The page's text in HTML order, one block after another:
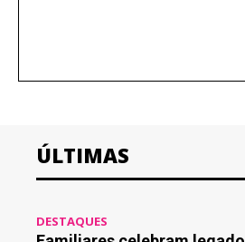
ÚLTIMAS
DESTAQUES